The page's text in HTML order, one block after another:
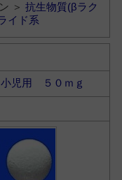
＞抗生物質(βラク
イド系
小児用 ５０ｍｇ